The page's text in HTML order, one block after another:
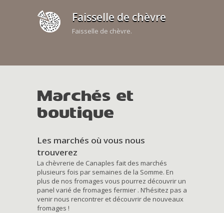
Faisselle de chèvre
Faisselle de chèvre.
Marchés et
boutique
Les marchés où vous nous
trouverez
La chèvrerie de Canaples fait des marchés
plusieurs fois par semaines de la Somme. En
plus de nos fromages vous pourrez découvrir un
panel varié de fromages fermier . N’hésitez pas a
venir nous rencontrer et découvrir de nouveaux
fromages !